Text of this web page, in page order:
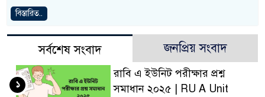
বিস্তারিত..
সর্বশেষ সংবাদ জনপ্রিয় সংবাদ
রাবি এ ইউনিট পরীক্ষার প্রশ্ন
সমাধান ২০২৫ | RU A Unit
১